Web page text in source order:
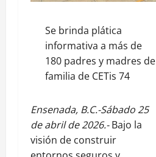
Se brinda plática
informativa a más de
180 padres y madres de
familia de CETis 74
Ensenada, B.C.-Sábado 25
de abril de 2026.-Bajo la
visión de construir